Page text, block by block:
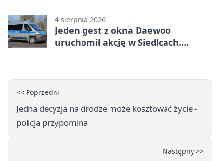
4 sierpnia 2026
Jeden gest z okna Daewoo
uruchomił akcję w Siedlcach.
<< Poprzedni
Jedna decyzja na drodze może kosztować życie -
policja przypomina
Następny >>